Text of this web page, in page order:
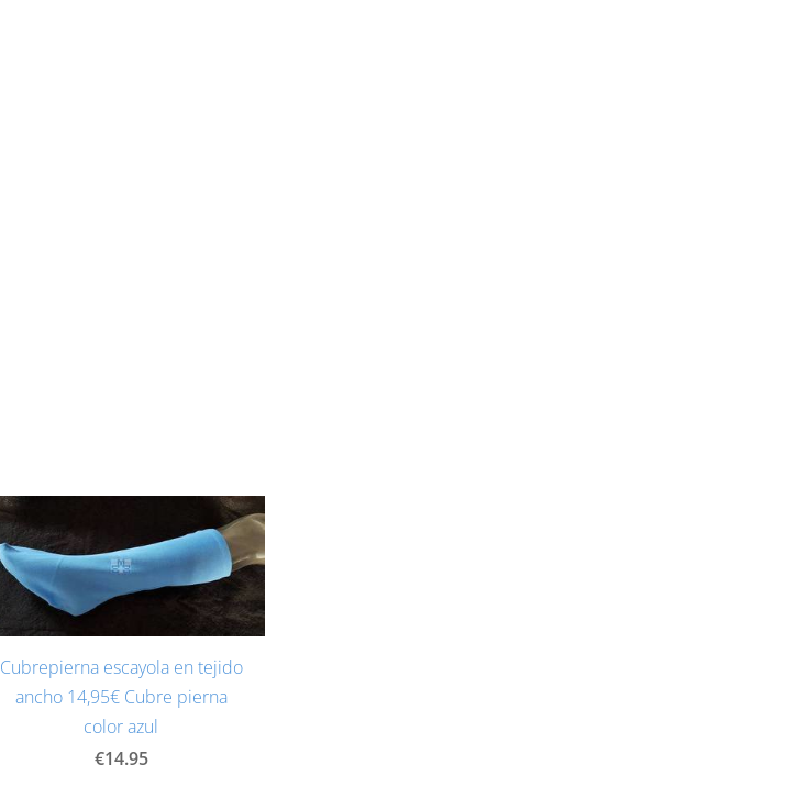
Cubrepierna escayola en tejido
ancho 14,95€ Cubre pierna
color azul
€14.95